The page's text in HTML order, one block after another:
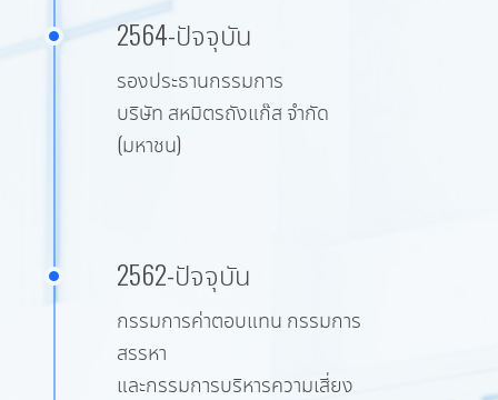
2564-ปัจจุบัน
รองประธานกรรมการ
บริษัท สหมิตรถังแก๊ส จำกัด
(มหาชน)
2562-ปัจจุบัน
กรรมการค่าตอบแทน กรรมการ
สรรหา
และกรรมการบริหารความเสี่ยง